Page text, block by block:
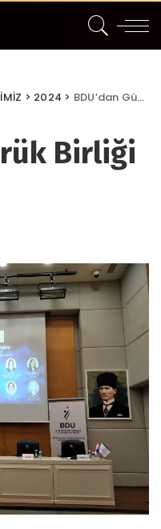
> 2024 > BDU’dan Gümrük Birliği Çalıştayı
Birliği